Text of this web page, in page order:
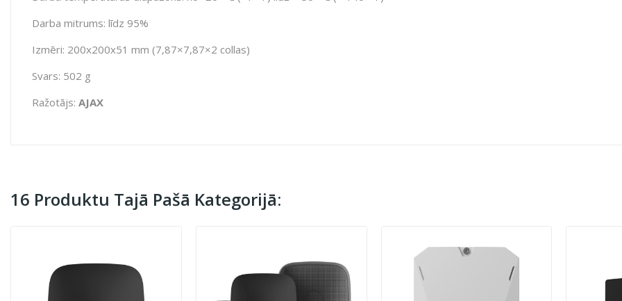
Darba mitrums: līdz 95%
Izmēri: 200х200х51 mm (7,87×7,87×2 collas)
Svars: 502 g
Ražotājs: AJAX
16 Produktu Tajā Pašā Kategorijā: